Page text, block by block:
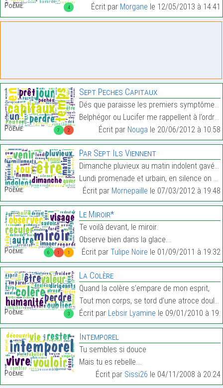
4
Poème: Écrit par Morgane le 12/05/2013 à 14:41
7 2
Poème:
Sept Peches Capitaux
Dés que paraisse les premiers symptômes de ma pare
Belphégor ou Lucifer me rappellent à l’ordre, ne p…
Écrit par Nouga le 20/06/2012 à 10:58
Poème:
Par Sept Ils Viennent
Dimanche pluvieux au matin indolent gavé par l’enn
Lundi promenade et urbain, en silence on avance, p…
Écrit par Mornepaille le 07/03/2012 à 19:48
6 1 1
Poème:
Le Miroir*
Te voilà devant, le miroir.
Observe bien dans la glace.…
Écrit par Tulipe Noire le 01/09/2011 à 19:32
3
Poème:
La Colère
Quand la colère s’empare de mon esprit,
Tout mon corps, se tord d’une atroce douleur.…
Écrit par Lebsir Lyamine le 09/01/2010 à
Poème:
Intemporel
Tu sembles si douce
Mais tu es rebelle.…
Écrit par Sissi26 le 04/11/2008 à 20:24